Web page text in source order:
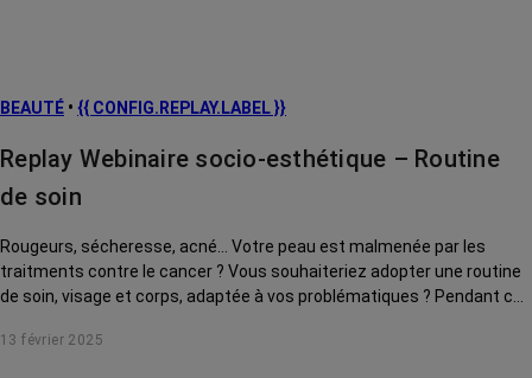
BEAUTÉ • {{ CONFIG.REPLAY.LABEL }}
Replay Webinaire socio-esthétique – Routine
de soin
Rougeurs, sécheresse, acné... Votre peau est malmenée par les
traitments contre le cancer ? Vous souhaiteriez adopter une routine
de soin, visage et corps, adaptée à vos problématiques ? Pendant ce
produits incontournables, à avoir dans votre salle de bain pour
13 février 2025